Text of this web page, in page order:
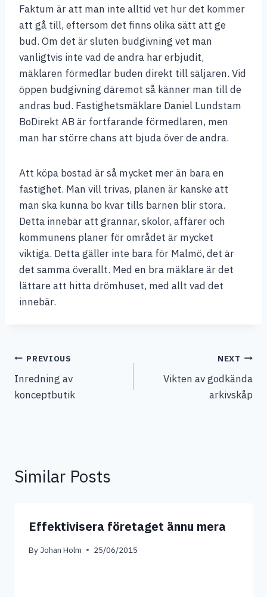
Faktum är att man inte alltid vet hur det kommer
att gå till, eftersom det finns olika sätt att ge
bud. Om det är sluten budgivning vet man
vanligtvis inte vad de andra har erbjudit,
mäklaren förmedlar buden direkt till säljaren. Vid
öppen budgivning däremot så känner man till de
andras bud. Fastighetsmäklare Daniel Lundstam
BoDirekt AB är fortfarande förmedlaren, men
man har större chans att bjuda över de andra.
Att köpa bostad är så mycket mer än bara en
fastighet. Man vill trivas, planen är kanske att
man ska kunna bo kvar tills barnen blir stora.
Detta innebär att grannar, skolor, affärer och
kommunens planer för området är mycket
viktiga. Detta gäller inte bara för Malmö, det är
det samma överallt. Med en bra mäklare är det
lättare att hitta drömhuset, med allt vad det
innebär.
Post
navigation
PREVIOUS
Inredning av
konceptbutik
NEXT
Vikten av godkända
arkivskåp
Similar Posts
Effektivisera företaget ännu mera
ByJohan Holm 25/06/2015